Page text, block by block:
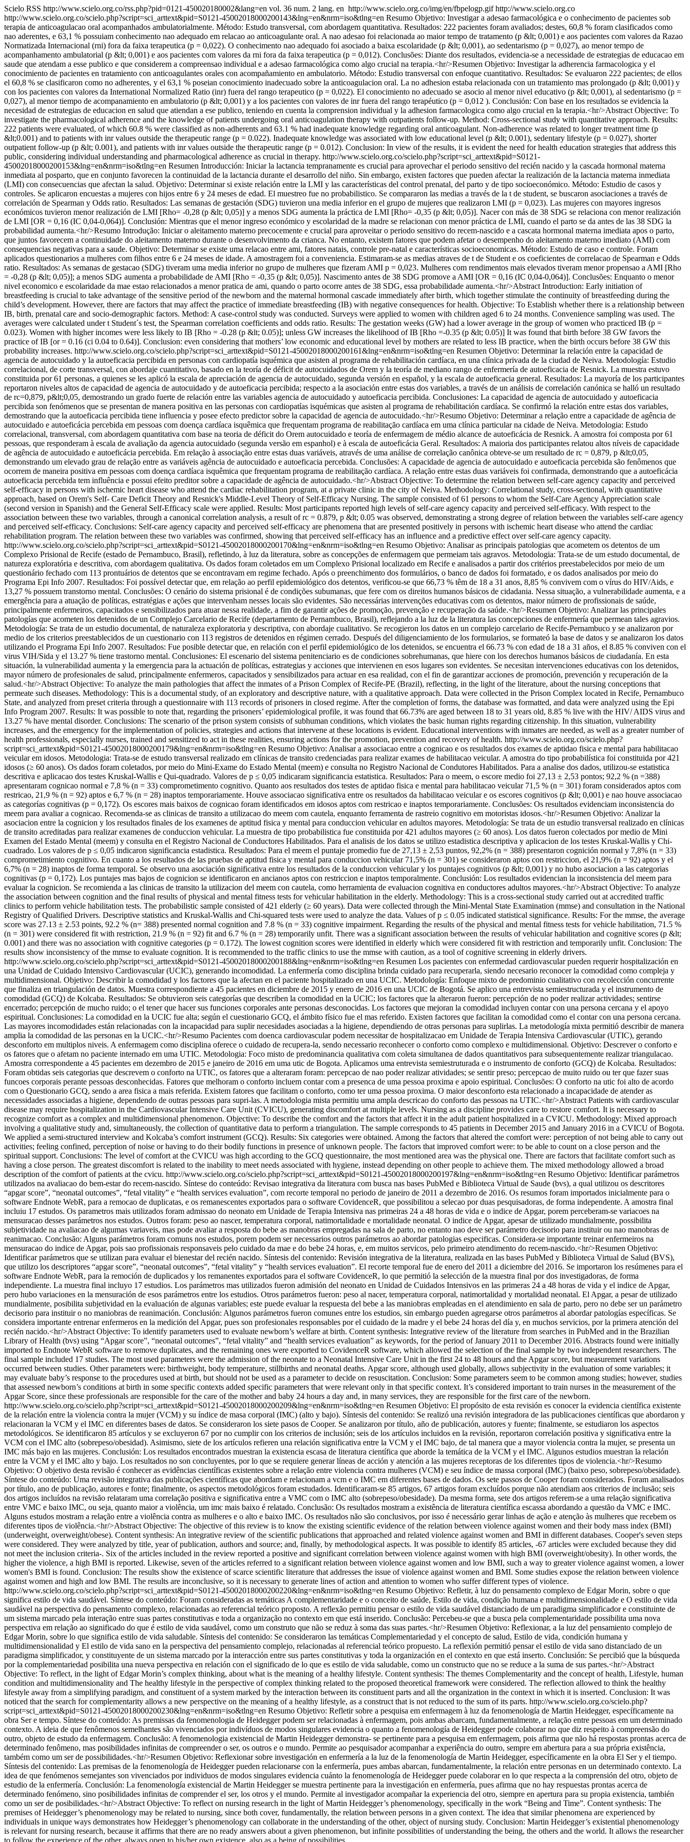
Scielo RSS http://www.scielo.org.co/rss.php?pid=0121-450020180002&lang=en vol. 36 num. 2 lang. en http://www.scielo.org.co/img/en/fbpelogp.gif http://www.scielo.org.co
http://www.scielo.org.co/scielo.php?script=sci_arttext&pid=S0121-45002018000200143&lng=en&nrm=iso&tlng=en Resumo Objetivo: Investigar a adesao farmacológica e o conhecimento de pacientes sob
terapia de anticoagulacao oral acompanhados ambulatorialmente. Método: Estudo transversal, com abordagem quantitativa. Resultados: 222 pacientes foram avaliados; destes, 60,8 % foram clasificados como
nao aderentes, e 63,1 % possuiam conhecimento nao adequado em relacao ao anticoagulante oral. A nao adesao foi relacionada ao maior tempo de tratamento (p &lt; 0,001) e aos pacientes com valores da Razao
Normatizada Internacional (rni) fora da faixa terapeutica (p = 0,022). O conhecimento nao adequado foi asociado a baixa escolaridade (p &lt; 0,001), ao sedentarismo (p = 0,027), ao menor tempo de
acompanhamento ambulatorial (p &lt; 0,001) e aos pacientes com valores da rni fora da faixa terapeutica (p = 0,012). Conclusões: Diante dos resultados, evidencia-se a necessidade de estrategias de educacao em
saude que atendam a esse publico e que considerem a compreensao individual e a adesao farmacológica como algo crucial na terapia.<hr/>Resumen Objetivo: Investigar la adherencia farmacologica y el
conocimiento de pacientes en tratamiento con anticoagulantes orales con acompañamiento en ambulatorio. Método: Estudio transversal con enfoque cuantitativo. Resultados: Se evaluaron 222 pacientes; de ellos
el 60,8 % se clasificaron como no adherentes, y el 63,1 % poseian conocimiento inadecuado sobre la anticoagulacion oral. La no adhesion estaba relacionada con un tratamiento mas prolongado (p &lt; 0,001) y
con los pacientes con valores da International Normalized Ratio (inr) fuera del rango terapeutico (p = 0,022). El conocimiento no adecuado se asocio al menor nivel educativo (p &lt; 0,001), al sedentarismo (p =
0,027), al menor tiempo de acompanamiento en ambulatorio (p &lt; 0,001) y a los pacientes con valores de inr fuera del rango terapéutico (p = 0,012 ). Conclusión: Con base en los resultados se evidencia la
necesidad de estrategias de educacion en salud que atiendan a ese publico, teniendo en cuenta la comprension individual y la adhesion farmacologica como algo crucial en la terapia.<hr/>Abstract Objective: To
investigate the pharmacological adherence and the knowledge of patients undergoing oral anticoagulation therapy with outpatients follow-up. Method: Cross-sectional study with quantitative approach. Results:
222 patients were evaluated, of which 60.8 % were classified as non-adherents and 63.1 % had inadequate knowledge regarding oral anticoagulant. Non-adherence was related to longer treatment time (p
&lt;0.001) and to patients with inr values outside the therapeutic range (p = 0.022). Inadequate knowledge was associated with low educational level (p &lt; 0.001), sedentary lifestyle (p = 0.027), shorter
outpatient follow-up (p &lt; 0.001), and patients with inr values outside the therapeutic range (p = 0.012). Conclusion: In view of the results, it is evident the need for health education strategies that address this
public, considering individual understanding and pharmacological adherence as crucial in therapy. http://www.scielo.org.co/scielo.php?script=sci_arttext&pid=S0121-
45002018000200153&lng=en&nrm=iso&tlng=en Resumen Introducción: Iniciar la lactancia tempranamente es crucial para aprovechar el periodo sensitivo del recién nacido y la cascada hormonal materna
inmediata al posparto, que en conjunto favorecen la continuidad de la lactancia durante el desarrollo del niño. Sin embargo, existen factores que pueden afectar la realización de la lactancia materna inmediata
(LMI) con consecuencias que afectan la salud. Objetivo: Determinar si existe relación entre la LMI y las características del control prenatal, del parto y de tipo socioeconómico. Método: Estudio de casos y
controles. Se aplicaron encuestas a mujeres con hijos entre 6 y 24 meses de edad. El muestreo fue no probabilistico. Se compararon las medias a través de la t de student, se buscaron asociaciones a través de
correlación de Spearman y Odds ratio. Resultados: Las semanas de gestación (SDG) tuvieron una media inferior en el grupo de mujeres que realizaron LMI (p = 0,023). Las mujeres con mayores ingresos
económicos tuvieron menor realización de LMI [Rho= -0,28 (p &lt; 0,05)] y a menos SDG aumenta la práctica de LMI [Rho= -0,35 (p &lt; 0,05)]. Nacer con más de 38 SDG se relaciona con menor realización
de LMI [OR = 0,16 (IC 0,04-0,064)]. Conclusión: Mientras que el menor ingreso económico y escolaridad de la madre se relacionan con menor práctica de LMI, cuando el parto se da antes de las 38 SDG la
probabilidad aumenta.<hr/>Resumo Introdução: Iniciar o aleitamento materno precocemente e crucial para aproveitar o periodo sensitivo do recem-nascido e a cascata hormonal materna imediata apos o parto,
que juntos favorecem a continuidade do aleitamento materno durante o desenvolvimento da crianca. No entanto, existem fatores que podem afetar o desempenho do aleitamento materno imediato (AMI) com
consequencias negativas para a saude. Objetivo: Determinar se existe uma relacao entre ami, fatores natais, controle pre-natal e características socioeconomicas. Método: Estudo de caso e controle. Foram
aplicados questionarios a mulheres com filhos entre 6 e 24 meses de idade. A amostragem foi a conveniencia. Estimaram-se as medias atraves de t de Student e os coeficientes de correlacao de Spearman e Odds
ratio. Resultados: As semanas de gestacao (SDG) tiveram uma media inferior no grupo de mulheres que fizeram AMI p = 0,023. Mulheres com rendimentos mais elevados tiveram menor propensao a AMI [Rho
= -0,28 (p &lt; 0,05)]; a menos SDG aumenta a probabilidade de AMI [Rho = -0,35 (p &lt; 0,05)]. Nascimento antes de 38 SDG promove a AMI [OR = 0,16 (IC 0,04-0,064)]. Conclusões: Enquanto o menor
nivel economico e escolaridade da mae estao relacionados a menor pratica de ami, quando o parto ocorre antes de 38 SDG, essa probabilidade aumenta.<hr/>Abstract Introduction: Early initiation of
breastfeeding is crucial to take advantage of the sensitive period of the newborn and the maternal hormonal cascade immediately after birth, which together stimulate the continuity of breastfeeding during the
child’s development. However, there are factors that may affect the practice of immediate breastfeeding (IB) with negative consequences for health. Objective: To Establish whether there is a relationship between
IB, birth, prenatal care and socio-demographic factors. Method: A case-control study was conducted. Surveys were applied to women with children aged 6 to 24 months. Convenience sampling was used. The
averages were calculated under t Student´s test, the Spearman correlation coefficients and odds ratio. Results: The gestation weeks (GW) had a lower average in the group of women who practiced IB (p =
0.023). Women with higher incomes were less likely to IB [Rho = -0.28 (p &lt; 0.05)]; unless GW increases the likelihood of IB [Rho =-0.35 (p &lt; 0.05)] It was found that birth before 38 GW favors the
practice of IB [or = 0.16 (ci 0.04 to 0.64)]. Conclusion: even considering that mothers’ low economic and educational level by mothers are related to less IB practice, when the birth occurs before 38 GW this
probability increases. http://www.scielo.org.co/scielo.php?script=sci_arttext&pid=S0121-45002018000200161&lng=en&nrm=iso&tlng=en Resumen Objetivo: Determinar la relación entre la capacidad de
agencia de autocuidado y la autoeficacia percibida en personas con cardiopatía isquémica que asisten al programa de rehabilitación cardíaca, en una clínica privada de la ciudad de Neiva. Metodología: Estudio
correlacional, de corte transversal, con abordaje cuantitativo, basado en la teoría de déficit de autocuidados de Orem y la teoría de mediano rango de enfermería de autoeficacia de Resnick. La muestra estuvo
constituida por 61 personas, a quienes se les aplicó la escala de apreciación de agencia de autocuidado, segunda versión en español, y la escala de autoeficacia general. Resultados: La mayoría de los participantes
reportaron niveles altos de capacidad de agencia de autocuidado y de autoeficacia percibida; respecto a la asociación entre estas dos variables, a través de un análisis de correlación canónica se halló un resultado
de rc=0,879, p&lt;0,05, demostrando un grado fuerte de relación entre las variables agencia de autocuidado y autoeficacia percibida. Conclusiones: La capacidad de agencia de autocuidado y autoeficacia
percibida son fenómenos que se presentan de manera positiva en las personas con cardiopatías isquémicas que asisten al programa de rehabilitación cardíaca. Se confirmó la relación entre estas dos variables,
demostrando que la autoeficacia percibida tiene influencia y posee efecto predictor sobre la capacidad de agencia de autocuidado.<hr/>Resumo Objetivo: Determinar a relação entre a capacidade de agência de
autocuidado e autoeficácia percebida em pessoas com doença cardíaca isquêmica que frequentam programa de reabilitação cardíaca em uma clínica particular na cidade de Neiva. Metodologia: Estudo
correlacional, transversal, com abordagem quantitativa com base na teoria de déficit do Orem autocuidado e teoría de enfermagem de médio alcance de autoeficácia de Resnick. A amostra foi composta por 61
pessoas, que responderam à escala de avaliação da agencia autocuidado (segunda versão em espanhol) e à escala de autoeficácia Geral. Resultados: A maioria dos participantes relatou altos níveis de capacidade
de agência de autocuidado e autoeficácia percebida. Em relação à associação entre estas duas variáveis, através de uma análise de correlação canônica obteve-se um resultado de rc = 0,879, p &lt;0,05,
demonstrando um elevado grau de relação entre as variáveis agência de autocuidado e autoeficacia percebida. Conclusões: A capacidade de agencia de autocuidado e autoeficacia percebida são fenômenos que
ocorrem de maneira positiva em pessoas com doença cardíaca isquêmica que frequentam programa de reabilitação cardíaca. A relação entre estas duas variáveis foi confirmada, demonstrando que a autoeficácia
autoeficacia percebida tem influência e possui efeito preditor sobre a capacidade de agência de autocuidado.<hr/>Abstract Objective: To determine the relation between self-care agency capacity and perceived
self-efficacy in persons with ischemic heart disease who attend the cardiac rehabilitation program, at a private clinic in the city of Neiva. Methodology: Correlational study, cross-sectional, with quantitative
approach, based on Orem's Self- Care Deficit Theory and Resnick's Middle-Level Theory of Self-Efficacy Nursing. The sample consisted of 61 persons to whom the Self-Care Agency Appreciation scale
(second version in Spanish) and the General Self-Efficacy scale were applied. Results: Most participants reported high levels of self-care agency capacity and perceived self-efficacy. With respect to the
association between these two variables, through a canonical correlation analysis, a result of rc = 0.879, p &lt; 0.05 was observed, demonstrating a strong degree of relation between the variables self-care agency
and perceived self-efficacy. Conclusions: Self-care agency capacity and perceived self-efficacy are phenomena that are presented positively in persons with ischemic heart disease who attend the cardiac
rehabilitation program. The relation between these two variables was confirmed, showing that perceived self-efficacy has an influence and a predictive effect over self-care agency capacity.
http://www.scielo.org.co/scielo.php?script=sci_arttext&pid=S0121-45002018000200170&lng=en&nrm=iso&tlng=en Resumo Objetivo: Analisar as principais patologias que acometem os detentos de um
Complexo Prisional de Recife (estado de Pernambuco, Brasil), refletindo, à luz da literatura, sobre as concepções de enfermagem que permeiam tais agravos. Metodologia: Trata-se de um estudo documental, de
natureza exploratória e descritiva, com abordagem qualitativa. Os dados foram coletados em um Complexo Prisional localizado em Recife e analisados a partir dos critérios preestabelecidos por meio de um
questionário fechado com 113 prontuários de detentos que se encontravam em regime fechado. Após o preenchimento dos formulários, o banco de dados foi formatado, e os dados analisados por meio do
Programa Epi Info 2007. Resultados: Foi possível detectar que, em relação ao perfil epidemiológico dos detentos, verificou-se que 66,73 % têm de 18 a 31 anos, 8,85 % convivem com o vírus do HIV/Aids, e
13,27 % possuem transtorno mental. Conclusões: O cenário do sistema prisional é de condições subumanas, que fere com os direitos humanos básicos de cidadania. Nessa situação, a vulnerabilidade aumenta, e a
emergência para a atuação de políticas, estratégias e ações que intervenham nesses locais são evidentes. São necessárias intervenções educativas com os detentos, maior número de profissionais de saúde,
principalmente enfermeiros, capacitados e sensibilizados para atuar nessa realidade, a fim de garantir ações de promoção, prevenção e recuperação da saúde.<hr/>Resumen Objetivo: Analizar las principales
patologías que acometen los detenidos de un Complejo Carcelario de Recife (departamento de Pernambuco, Brasil), reflejando a la luz de la literatura las concepciones de enfermería que permean tales agravios.
Metodología: Se trata de un estudio documental, de naturaleza exploratoria y descriptiva, con abordaje cualitativo. Se recogieron los datos en un complejo carcelario de Recife-Pernambuco y se analizaron por
medio de los criterios preestablecidos de un cuestionario con 113 registros de detenidos en régimen cerrado. Después del diligenciamiento de los formularios, se formateó la base de datos y se analizaron los datos
utilizando el Programa Epi Info 2007. Resultados: Fue posible detectar que, en relación con el perfil epidemiológico de los detenidos, se encuentra el 66.73 % con edad de 18 a 31 años, el 8.85 % conviven con el
virus VIH/Sida y el 13.27 % tiene trastorno mental. Conclusiones: El escenario del sistema penitenciario es de condiciones sobrehumanas, que hiere con los derechos humanos básicos de ciudadanía. En esta
situación, la vulnerabilidad aumenta y la emergencia para la actuación de políticas, estrategias y acciones que intervienen en esos lugares son evidentes. Se necesitan intervenciones educativas con los detenidos,
mayor número de profesionales de salud, principalmente enfermeros, capacitados y sensibilizados para actuar en esa realidad, con el fin de garantizar acciones de promoción, prevención y recuperación de la
salud.<hr/>Abstract Objective: To analyze the main pathologies that affect the inmates of a Prison Complex of Recife-PE (Brazil), reflecting, in the light of the literature, about the nursing conceptions that
permeate such diseases. Methodology: This is a documental study, of an exploratory and descriptive nature, with a qualitative approach. Data were collected in the Prison Complex located in Recife, Pernambuco
State, and analyzed from preset criteria through a questionnaire with 113 records of prisoners in closed regime. After the completion of forms, the database was formatted, and data were analyzed using the Epi
Info Program 2007. Results: It was possible to note that, regarding the prisoners’ epidemiological profile, it was found that 66.73% are aged between 18 to 31 years old, 8.85 % live with the HIV/ AIDS virus and
13.27 % have mental disorder. Conclusions: The scenario of the prison system consists of subhuman conditions, which violates the basic human rights regarding citizenship. In this situation, vulnerability
increases, and the emergency for the implementation of policies, strategies and actions that intervene at these locations is evident. Educational interventions with inmates are needed, as well as a greater number of
health professionals, especially nurses, trained and sensitized to act in these realities, ensuring actions for the promotion, prevention and recovery of health. http://www.scielo.org.co/scielo.php?
script=sci_arttext&pid=S0121-45002018000200179&lng=en&nrm=iso&tlng=en Resumo Objetivo: Analisar a associacao entre a cognicao e os resultados dos exames de aptidao fisica e mental para habilitacao
veicular em idosos. Metodologia: Trata-se de estudo transversal realizado em clínicas de transito credenciadas para realizar exames de habilitacao veicular. A amostra do tipo probabilística foi constituida por 421
idosos (≥ 60 anos). Os dados foram coletados, por meio do Mini-Exame do Estado Mental (meem) e consulta no Registro Nacional de Condutores Habilitados. Para a analise dos dados, utilizou-se estatistica
descritiva e aplicacao dos testes Kruskal-Wallis e Qui-quadrado. Valores de p ≤ 0,05 indicaram significancia estatistica. Resultados: Para o meem, o escore medio foi 27,13 ± 2,53 pontos; 92,2 % (n =388)
apresentaram cognicao normal e 7,8 % (n = 33) comprometimento cognitivo. Quanto aos resultados dos testes de aptidao fisica e mental para habilitacao veicular 71,5 % (n = 301) foram considerados aptos com
restricao, 21,9 % (n = 92) aptos e 6,7 % (n = 28) inaptos temporariamente. Houve associacao significativa entre os resultados da habilitacao veicular e os escores cognitivos (p &lt; 0,001) e nao houve associacao
as categorías cognitivas (p = 0,172). Os escores mais baixos de cognicao foram identificados em idosos aptos com restricao e inaptos temporariamente. Conclusões: Os resultados evidenciam inconsistencia do
meem para avaliar a cognicao. Recomenda-se as clinicas de transito a utilizacao do meem com cautela, enquanto ferramenta de rastreio cognitivo em motoristas idosos.<hr/>Resumen Objetivo: Analizar la
asociacion entre la cognicion y los resultados finales de los examenes de aptitud fisica y mental para conduccion vehicular en adultos mayores. Metodología: Se trata de un estudio transversal realizado en clínicas
de transito acreditadas para realizar examenes de conduccion vehicular. La muestra de tipo probabilistica fue constituida por 421 adultos mayores (≥ 60 anos). Los datos fueron colectados por medio de Mini
Examen del Estado Mental (meem) y consulta en el Registro Nacional de Conductores Habilitados. Para el analisis de los datos se utilizo estadistica descriptiva y aplicacion de los testes Kruskal-Wallis y Chi-
cuadrado. Los valores de p ≤ 0,05 indicaron significancia estadistica. Resultados: Para el meem el puntaje promedio fue de 27,13 ± 2,53 puntos, 92,2% (n = 388) presentaron cognición normal y 7,8% (n = 33)
comprometimiento cognitivo. En cuanto a los resultados de las pruebas de aptitud fisica y mental para conduccion vehicular 71,5% (n = 301) se consideraron aptos con restriccion, el 21,9% (n = 92) aptos y el
6,7% (n = 28) inaptos de forma temporal. Se observo una asociación significativa entre los resultados de la conduccion vehicular y los puntajes cognitivos (p &lt; 0,001) y no hubo asociacion a las categorias
cognitivas (p = 0,172). Los puntajes mas bajos de cognicion se identificaron en ancianos aptos con restriccion e inaptos temporalmente. Conclusión: Los resultados evidencian la inconsistencia del meem para
evaluar la cognicion. Se recomienda a las clinicas de transito la utilizacion del meem con cautela, como herramienta de evaluacion cognitiva en conductores adultos mayores.<hr/>Abstract Objective: To analyze
the association between cognition and the final results of physical and mental fitness tests for vehicular habilitation in the elderly. Methodology: This is a cross-sectional study carried out at accredited traffic
clinics to perform vehicle habilitation tests. The probabilistic sample consisted of 421 elderly (≥ 60 years). Data were collected through the Mini-Mental State Examination (mmse) and consultation in the National
Registry of Qualified Drivers. Descriptive statistics and Kruskal-Wallis and Chi-squared tests were used to analyze the data. Values of p ≤ 0.05 indicated statistical significance. Results: For the mmse, the average
score was 27.13 ± 2.53 points, 92.2 % (n= 388) presented normal cognition and 7.8 % (n = 33) cognitive impairment. Regarding the results of the physical and mental fitness tests for vehicle habilitation, 71.5 %
(n = 301) were considered fit with restriction, 21.9 % (n = 92) fit and 6.7 % (n = 28) temporarily unfit. There was a significant association between the results of vehicular habilitation and cognitive scores (p &lt;
0.001) and there was no association with cognitive categories (p = 0.172). The lowest cognition scores were identified in elderly which were considered fit with restriction and temporarily unfit. Conclusion: The
results show inconsistency of the mmse to evaluate cognition. It is recommended to the traffic clinics to use the mmse with caution, as a tool of cognitive screening in elderly drivers.
http://www.scielo.org.co/scielo.php?script=sci_arttext&pid=S0121-45002018000200188&lng=en&nrm=iso&tlng=en Resumen Los pacientes con enfermedad cardiovascular pueden requerir hospitalización en
una Unidad de Cuidado Intensivo Cardiovascular (UCIC), generando incomodidad. La enfermería como disciplina brinda cuidado para recuperarla, siendo necesario reconocer la comodidad como compleja y
multidimensional. Objetivo: Describir la comodidad y los factores que la afectan en el paciente hospitalizado en una UCIC. Metodología: Enfoque mixto de predominio cualitativo con recolección concurrente
que finaliza en triangulación de datos. Muestra correspondiente a 45 pacientes en diciembre de 2015 y enero de 2016 en una UCIC de Bogotá. Se aplico una entrevista semiestructurada y el instrumento de
comodidad (GCQ) de Kolcaba. Resultados: Se obtuvieron seis categorías que describen la comodidad en la UCIC; los factores que la alteraron fueron: percepción de no poder realizar actividades; sentirse
encerrado; percepción de mucho ruido; o el tener que hacer sus funciones corporales ante personas desconocidas. Los factores que mejoran la comodidad incluyen contar con una persona cercana y el apoyo
espiritual. Conclusiones: La comodidad en la UCIC fue alta; según el cuestionario GCQ, el ámbito físico fue el mas referido. Existen factores que facilitan la comodidad como el contar con una persona cercana.
Las mayores incomodidades están relacionadas con la incapacidad para suplir necesidades asociadas a la higiene, dependiendo de otras personas para suplirlas. La metodología mixta permitió describir de manera
amplia la comodidad de las personas en la UCIC.<hr/>Resumo Pacientes com doenca cardiovascular podem necessitar de hospitalizacao em Unidade de Terapia Intensiva Cardiovascular (UTIC), gerando
desconforto em multiplos niveis. A enfermagem como disciplina oferece o cuidado de recupera-la, sendo necessario reconhecer o conforto como complexo e multidimensional. Objetivo: Descrever o conforto e
os fatores que o afetam no paciente internado em uma UTIC. Metodologia: Foco misto de predominancia qualitativa com coleta simultanea de dados quantitativos para subsequentemente realizar triangulacao.
Amostra correspondente a 45 pacientes em dezembro de 2015 e janeiro de 2016 em uma utic de Bogota. Aplicamos uma entrevista semiestruturada e o instrumento de conforto (GCQ) de Kolcaba. Resultados:
Foram obtidas seis categorias que descrevem o conforto na UTIC, os fatores que a alteraram foram: percepcao de nao poder realizar atividades; se sentir preso; percepcao de muito ruido ou ter que fazer suas
funcoes corporais perante pessoas desconhecidas. Fatores que melhoram o conforto incluem contar com a presenca de uma pessoa proxima e apoio espiritual. Conclusões: O conforto na utic foi alto de acordo
com o Questionario GCQ, sendo a area fisica a mais referida. Existem fatores que facilitam o conforto, como ter uma pessoa proxima. O maior desconforto esta relacionado a incapacidade de atender as
necessidades associadas a higiene, dependendo de outras pessoas para supri-las. A metodologia mista permitiu uma ampla descricao do conforto das pessoas na UTIC.<hr/>Abstract Patients with cardiovascular
disease may require hospitalization in the Cardiovascular Intensive Care Unit (CVICU), generating discomfort at multiple levels. Nursing as a discipline provides care to restore comfort. It is necessary to
recognize comfort as a complex and multidimensional phenomenon. Objective: To describe the comfort and the factors that affect it in the adult patient hospitalized in a CVICU. Methodology: Mixed approach
involving a qualitative study and, simultaneously, the collection of quantitative data to perform a triangulation. The sample corresponds to 45 patients in December 2015 and January 2016 in a CVICU of Bogota.
We applied a semi-structured interview and Kolcaba’s comfort instrument (GCQ). Results: Six categories were obtained. Among the factors that altered the comfort were: perception of not being able to carry out
activities; feeling confined, perception of noise or having to do their bodily functions in presence of unknown people. The factors that improved comfort were: to be able to count on a close person and the
spiritual support. Conclusions: The level of comfort at the CVICU was high according to the GCQ questionnaire, the most mentioned area was the physical one. There are factors that facilitate comfort such as
having a close person. The greatest discomfort is related to the inability to meet needs associated with hygiene, instead depending on other people to achieve them. The mixed methodology allowed a broad
description of the comfort of patients at the cvicu. http://www.scielo.org.co/scielo.php?script=sci_arttext&pid=S0121-45002018000200197&lng=en&nrm=iso&tlng=en Resumo Objetivo: Identificar parámetros
utilizados na avaliacao do bem-estar do recem-nascido. Síntese do conteúdo: Revisao integrativa da literatura com busca nas bases PubMed e Biblioteca Virtual de Saude (bvs), a qual utilizou os descritores
“apgar score”, “neonatal outcomes”, “fetal vitality” e “health services evaluation”, com recorte temporal no periodo de janeiro de 2011 a dezembro de 2016. Os resumos foram importados inicialmente para o
software Endnote WebR, para a remocao de duplicatas, e os remanescentes exportados para o software CovidenceR, que possibilitou a selecao por duas pesquisadoras, de forma independente. A amostra final
incluiu 17 estudos. Os parametros mais utilizados foram admissao do neonato em Unidade de Terapia Intensiva nas primeiras 24 a 48 horas de vida e o indice de Apgar, porem perceberam-se variacoes na
mensuracao desses parámetros nos estudos. Outros foram: peso ao nascer, temperatura corporal, natimortalidade e mortalidade neonatal. O indice de Apgar, apesar de utilizado mundialmente, possibilita
subjetividade na avaliacao de algumas variaveis, mas pode avaliar a resposta do bebe as manobras empregadas na sala de parto, no entanto nao deve ser parámetro decisorio para instituir ou nao manobras de
reanimacao. Conclusão: Alguns parámetros foram comuns nos estudos, porem podem ser necessarios outros parámetros ao abordar patologias especificas. Considera-se importante treinar enfermeiros na
mensuracao do indice de Apgar, pois sao profissionais responsaveis pelo cuidado da mae e do bebe 24 horas, e, em muitos servicos, pelo primeiro atendimento do recem-nascido.<hr/>Resumen Objetivo:
Identificar parámetros que se utilizan para evaluar el bienestar del recién nacido. Síntesis del contenido: Revisión integrativa de la literatura, realizada en las bases PubMed y Biblioteca Virtual de Salud (BVS),
que utilizo los descriptores “apgar score”, “neonatal outcomes”, “fetal vitality” y “health services evaluation”. El recorte temporal fue de enero del 2011 a diciembre del 2016. Se importaron los resúmenes para el
software Endnote WebR, para la remoción de duplicados y los remanentes exportados para el software CovidenceR, lo que permitió la selección de la muestra final por dos investigadoras, de forma
independiente. La muestra final incluyo 17 estudios. Los parámetros mas utilizados fueron admisión del neonato en Unidad de Cuidados Intensivos en las primeras 24 a 48 horas de vida y el indice de Apgar,
pero hubo variaciones en la mensuración de esos parámetros entre los estudios. Otros parámetros fueron: peso al nacer, temperatura corporal, natimortalidad y mortalidad neonatal. El Apgar, a pesar de utilizado
mundialmente, posibilita subjetividad en la evaluación de algunas variables; este puede evaluar la respuesta del bebe a las maniobras empleadas en el atendimiento en sala de parto, pero no debe ser un parámetro
decisorio para instituir o no maniobras de reanimación. Conclusión: Algunos parámetros fueron comunes entre los estudios, sin embargo pueden agregarse otros parámetros al abordar patologías específicas. Se
considera importante entrenar enfermeros en la medición del Apgar, pues son profesionales responsables por el cuidado de la madre y el bebe 24 horas del día y, en muchos servicios, por la primera atención del
recién nacido.<hr/>Abstract Objective: To identify parameters used to evaluate newborn’s welfare at birth. Content synthesis: Integrative review of the literature from searches in PubMed and in the Brazilian
Library of Health (bvs) using “Apgar score”, “neonatal outcomes”, “fetal vitality” and “health services evaluation” as keywords, for the period of January 2011 to December 2016. Abstracts found were initially
imported to Endnote WebR software to remove duplicates, and the remaining ones were exported to CovidenceR software, which allowed the selection of the final sample by two independent researchers. The
final sample included 17 studies. The most used parameters were the admission of the neonate to a Neonatal Intensive Care Unit in the first 24 to 48 hours and the Apgar score, but measurement variations
occurred between studies. Other parameters were: birthweight, body temperature, stillbirths and neonatal deaths. Apgar score, although used globally, allows subjectivity in the evaluation of some variables; it
may evaluate baby’s response to the procedures used at birth, but should not be used as a parameter to decide on resuscitation. Conclusion: Some parameters seem to be common among studies; however, studies
that assessed newborn’s conditions at birth in some specific contexts added specific parameters that were relevant only in that specific context. It’s considered important to train nurses in the measurement of the
Apgar Score, since these professionals are responsible for the care of the mother and baby 24 hours a day and, in many services, they are responsible for the first care of the newborn.
http://www.scielo.org.co/scielo.php?script=sci_arttext&pid=S0121-45002018000200209&lng=en&nrm=iso&tlng=en Resumen Objetivo: El propósito de esta revisión es conocer la evidencia científica existente
de la relación entre la violencia contra la mujer (VCM) y su índice de masa corporal (IMC) (alto y bajo). Síntesis del contenido: Se realizó una revisión integradora de las publicaciones científicas que abordaron y
relacionaran la VCM y el IMC en diferentes bases de datos. Se consideraron los siete pasos de Cooper. Se analizaron por título, año de publicación, autores y fuente; finalmente, se estudiaron los aspectos
metodológicos. Se identificaron 85 artículos y se excluyeron 67 por no cumplir con los criterios de inclusión; seis de los artículos incluidos en la revisión, reportaron correlación positiva y significativa entre la
VCM con el IMC alto (sobrepeso/obesidad). Asimismo, siete de los artículos refieren una relación significativa entre la VCM y el IMC bajo, de tal manera que a mayor violencia contra la mujer, se presenta un
IMC más bajo en las mujeres. Conclusión: Los resultados encontrados muestran la existencia escasa de literatura científica que aborde la temática de la VCM y el IMC. Algunos estudios muestran la relación
entre la VCM y el IMC alto y bajo. Los resultados no son concluyentes, por lo que se requiere generar líneas de acción y atención a las mujeres receptoras de los diferentes tipos de violencia.<hr/>Resumo
Objetivo: O objetivo desta revisão é conhecer as evidências científicas existentes sobre a relação entre violencia contra mulheres (VCM) e seu índice de massa corporal (IMC) (baixo peso, sobrepeso/obesidade).
Síntese do conteúdo: Uma revisão integrativa das publicações científicas que abordam e relacionam a vcm e o IMC em diferentes bases de dados. Os sete passos de Cooper foram considerados. Foram analisados
por título, ano de publicação, autores e fonte; finalmente, os aspectos metodológicos foram estudados. Identificaram-se 85 artigos, 67 artigos foram excluídos porque não atendiam aos criterios de inclusão; seis
dos artigos incluídos na revisão relataram uma correlação positiva e significativa entre a VMC com o IMC alto (sobrepeso/obesidade). Da mesma forma, sete dos artigos referem-se a uma relação significativa
entre VMC e baixo IMC, ou seja, quanto maior a violência, um imc mais baixo é relatado. Conclusão: Os resultados mostram a existência de literatura científica escassa abordando a questão da VMC e IMC.
Alguns estudos mostram a relação entre a violência contra as mulheres e o alto e baixo IMC. Os resultados não são conclusivos, por isso é necessário gerar linhas de ação e atenção às mulheres que recebem os
diferentes tipos de violência.<hr/>Abstract Objective: The objective of this review is to know the existing scientific evidence of the relation between violence against women and their body mass index (BMI)
(underweight, overweight/obese). Content synthesis: An integrative review of the scientific publications that approached and related violence against women and BMI in different databases. Cooper's seven steps
were considered. They were analyzed by title, year of publication, authors and source; and, finally, by methodological aspects. It was possible to identify 85 articles, -67 articles were excluded because they did
not meet the inclusion criteria-. Six of the articles included in the review reported a positive and significant correlation between violence against women with high BMI (overweight/obesity). In other words, the
higher the violence, a high BMI is reported. Likewise, seven of the articles referred to a significant relation between violence against women and low BMI, such a way to greater violence against women, a lower
women's BMI is found. Conclusion: The results show the existence of scarce scientific literature that addresses the issue of violence against women and BMI. Some studies expose the relation between violence
against women and high and low BMI. The results are inconclusive, so it is necessary to generate lines of action and attention to women who suffer different types of violence.
http://www.scielo.org.co/scielo.php?script=sci_arttext&pid=S0121-45002018000200220&lng=en&nrm=iso&tlng=en Resumo Objetivo: Refletir, à luz do pensamento complexo de Edgar Morin, sobre o que
significa estilo de vida saudável. Síntese do conteúdo: Foram consideradas as temáticas A complementaridade e o conceito de saúde, Estilo de vida, condição humana e multidimensionalidade e O estilo de vida
saudável na perspectiva do pensamento complexo, relacionadas ao referencial teórico proposto. A reflexão permitiu pensar o estilo de vida saudável distanciado de um paradigma simplificador e constituinte de
um sistema marcado pela interação entre suas partes constitutivas e toda a organização no contexto em que está inserido. Conclusão: Percebeu-se que a busca pela complementaridade possibilita uma nova
perspectiva em relação ao significado do que é estilo de vida saudável, como um construto que não se reduz à soma das suas partes.<hr/>Resumen Objetivo: Reflexionar, a la luz del pensamiento complejo de
Edgar Morin, sobre lo que significa estilo de vida saludable. Síntesis del contenido: Se consideraron las temáticas Complementariedad y el concepto de salud, Estilo de vida, condición humana y
multidimensionalidad y El estilo de vida sano en la perspectiva del pensamiento complejo, relacionadas al referencial teórico propuesto. La reflexión permitió pensar el estilo de vida sano distanciado de un
paradigma simplificador, y constituyente de un sistema marcado por la interacción entre sus partes constitutivas y toda la organización en el contexto en que está inserto. Conclusión: Se percibió que la búsqueda
por la complementariedad posibilita una nueva perspectiva en relación con el significado de lo que es estilo de vida saludable, como un constructo que no se reduce a la suma de sus partes.<hr/>Abstract
Objective: To reflect, in the light of Edgar Morin’s complex thinking, about what is the meaning of a healthy lifestyle. Content synthesis: The themes Complementarity and the concept of health, Lifestyle, human
condition and multidimensionality and The healthy lifestyle in the perspective of complex thinking related to the proposed theoretical framework were considered. The reflection allowed to think the healthy
lifestyle away from a simplifying paradigm, and constituent of a system marked by the interaction between its constituent parts and all the organization in the context in which it is inserted. Conclusion: It was
noticed that the search for complementarity allows a new perspective on the meaning of a healthy lifestyle, as a construct that is not reduced to the sum of its parts. http://www.scielo.org.co/scielo.php?
script=sci_arttext&pid=S0121-45002018000200230&lng=en&nrm=iso&tlng=en Resumo Objetivo: Refletir sobre a pesquisa em enfermagem à luz da fenomenología de Martin Heidegger, específicamente na
obra Ser e tempo. Síntese do conteúdo: As premissas da fenomenologia de Heidegger podem ser relacionadas à enfermagem, pois ambas abarcam, fundamentalmente, a relação entre pessoas em um determinado
contexto. A ideia de que fenômenos semelhantes são vivenciados por indivíduos de modos singulares evidencia o quanto a fenomenología de Heidegger pode colaborar no que diz respeito à compreensão do
outro, objeto de estudo da enfermagem. Conclusão: A fenomenologia existencial de Martin Heidegger demonstra- se pertinente para a pesquisa em enfermagem, pois afirma que não há respostas prontas acerca de
determinado fenômeno, mas posibilidades infinitas de compreender o ser, os outros e o mundo. Permite ao pesquisador acompanhar a experiência do outro, sempre em abertura para a sua própria existência,
também como um ser de possibilidades.<hr/>Resumen Objetivo: Reflexionar sobre investigación en enfermería a la luz de la fenomenología de Martin Heidegger, específicamente en la obra El Ser y el tiempo.
Síntesis del contenido: Las premisas de la fenomenología de Heidegger pueden relacionarse con la enfermería, pues ambas abarcan, fundamentalmente, la relación entre personas en un determinado contexto. La
idea de que fenómenos semejantes son vivenciados por individuos de modos singulares evidencia cuánto la fenomenología de Heidegger puede colaborar en lo que respecta a la comprensión del otro, objeto de
estudio de la enfermería. Conclusión: La fenomenología existencial de Martin Heidegger se muestra pertinente para la investigación en enfermería, pues afirma que no hay respuestas prontas acerca de
determinado fenómeno, sino posibilidades infinitas de comprender el ser, los otros y el mundo. Permite al investigador acompañar la experiencia del otro, siempre en apertura para su propia existencia, también
como un ser de posibilidades.<hr/>Abstract Objective: To reflect on nursing research in the light of Martin Heidegger’s phenomenology, specifically in the work “Being and Time”. Content synthesis: The
premises of Heidegger’s phenomenology may be related to nursing, since both cover, fundamentally, the relation between persons in a given context. The idea that similar phenomena are experienced by
individuals in unique ways demonstrates how Heidegger’s phenomenology can collaborate in the understanding of the other, object of nursing study. Conclusion: Martin Heidegger’s existential phenomenology
is relevant for nursing research, because it affirms that there are no ready answers about a given phenomenon, but infinite possibilities of understanding the being, the others and the world. It allows the researcher
to follow the experience of the other, always open to his/her own existence, also as a being of possibilities.